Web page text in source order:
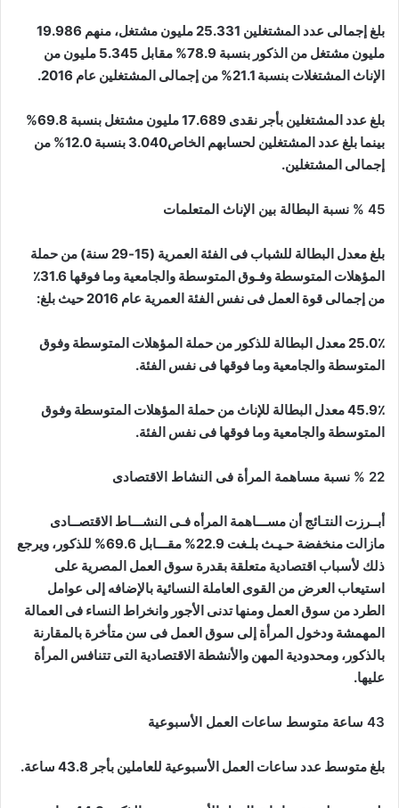
بلغ إجمالى عدد المشتغلين 25.331 مليون مشتغل، منهم 19.986
مليون مشتغل من الذكور بنسبة 78.9% مقابل 5.345 مليون من
الإناث المشتغلات بنسبة 21.1% من إجمالى المشتغلين عام 2016.
بلغ عدد المشتغلين بأجر نقدى 17.689 مليون مشتغل بنسبة 69.8%
بينما بلغ عدد المشتغلين لحسابهم الخاص3.040 بنسبة 12.0% من
إجمالى المشتغلين.
45 % نسبة البطالة بين الإناث المتعلمات
بلغ معدل البطالة للشباب فى الفئة العمرية (15-29 سنة) من حملة
المؤهلات المتوسطة وفـوق المتوسطة والجامعية وما فوقها 31.6٪
من إجمالى قوة العمل فى نفس الفئة العمرية عام 2016 حيث بلغ:
25.0٪ معدل البطالة للذكور من حملة المؤهلات المتوسطة وفوق
المتوسطة والجامعية وما فوقها فى نفس الفئة.
45.9٪ معدل البطالة للإناث من حملة المؤهلات المتوسطة وفوق
المتوسطة والجامعية وما فوقها فى نفس الفئة.
22 % نسبة مساهمة المرأة فى النشاط الاقتصادى
أبــرزت النتـائج أن مســـاهمة المرأه فـى النشـــاط الاقتصــادى
مازالت منخفضة حـيـث بلـغت 22.9% مقـــابل 69.6% للذكور، ويرجع
ذلك لأسباب اقتصادية متعلقة بقدرة سوق العمل المصرية على
استيعاب العرض من القوى العاملة النسائية بالإضافه إلى عوامل
الطرد من سوق العمل ومنها تدنى الأجور وانخراط النساء فى العمالة
المهمشة ودخول المرأة إلى سوق العمل فى سن متأخرة بالمقارنة
بالذكور، ومحدودية المهن والأنشطة الاقتصادية التى تتنافس المرأة
عليها.
43 ساعة متوسط ساعات العمل الأسبوعية
بلغ متوسط عدد ساعات العمل الأسبوعية للعاملين بأجر 43.8 ساعة.